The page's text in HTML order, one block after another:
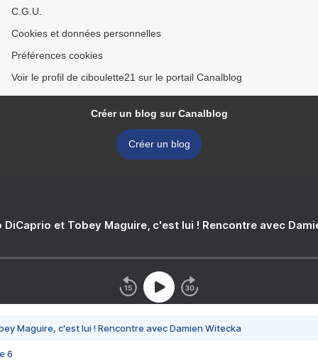
C.G.U.
Cookies et données personnelles
Préférences cookies
Voir le profil de ciboulette21 sur le portail Canalblog
Créer un blog sur Canalblog
Créer un blog
DiCaprio et Tobey Maguire, c'est lui ! Rencontre avec
Maguire, c'est lui ! Rencontre avec Damien Witecka
6